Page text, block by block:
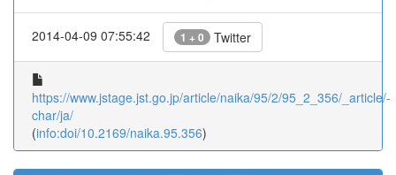
2014-04-09 07:55:42 1 + 0 Twitter
https://www.jstage.jst.go.jp/article/naika/95/2/95_2_356/_article/-
char/ja/
(info:doi/10.2169/naika.95.356)